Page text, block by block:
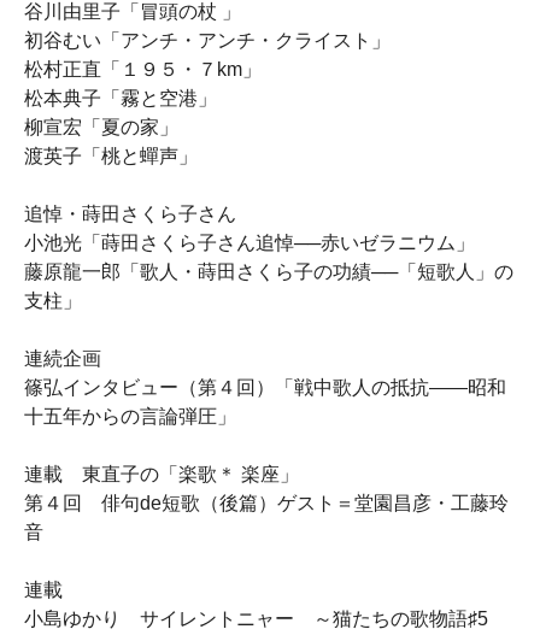
谷川由里子「冒頭の杖 」
初谷むい「アンチ・アンチ・クライスト」
松村正直「１９５・７km」
松本典子「霧と空港」
柳宣宏「夏の家」
渡英子「桃と蟬声」
追悼・蒔田さくら子さん
小池光「蒔田さくら子さん追悼──赤いゼラニウム」
藤原龍一郎「歌人・蒔田さくら子の功績──「短歌人」の
支柱」
連続企画
篠弘インタビュー（第４回）「戦中歌人の抵抗――昭和
十五年からの言論弾圧」
連載 東直子の「楽歌＊ 楽座」
第４回 俳句de短歌（後篇）ゲスト＝堂園昌彦・工藤玲
音
連載
小島ゆかり サイレントニャー ～猫たちの歌物語♯5